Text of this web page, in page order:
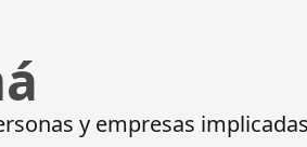
y empresas